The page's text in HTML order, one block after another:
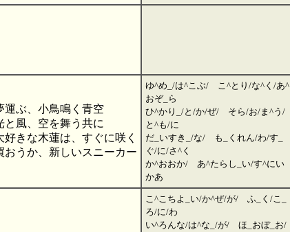
運ぶ、小鳥鳴く青空
と風、空を舞う共に
好きな木蓮は、すぐに咲く
おうか、新しいスニーカー
ゆ^め_/は^こぶ/ こ^とり/な^く/あ^
おぞ_ら
ひ^かり_/と/か/ぜ/ そら/お/ま^う/
と^も/に
だ_いすき_/な/ も_くれん/わ/す_
ぐ/に/さ^く
か^おおか/ あ^たらし_い/す^にい
かあ
こ^こちよ_い/か^ぜ/が/ ふ_く/こ_
ろ/に/わ
い^ろんな/は^な_/が/ ほ_おぼ_お/